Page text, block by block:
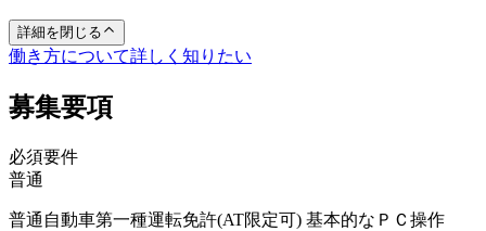
詳細を閉じる
働き方について詳しく知りたい
募集要項
必須要件
普通
普通自動車第一種運転免許(AT限定可) 基本的なＰＣ操作